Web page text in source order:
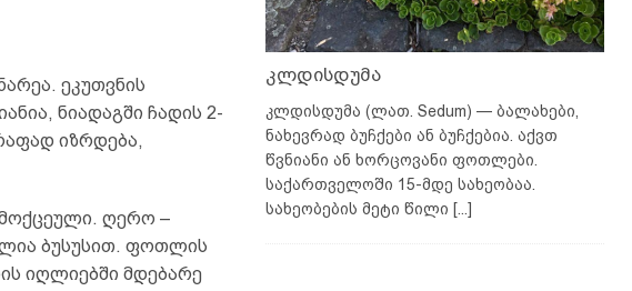
ეკუთვნის
ნიადაგში ჩადის 2-
იზრდება,
მოქცეული. ღერო –
ბუსუსით. ფოთლის
იღლიებში მდებარე
კლდისდუმა
კლდისდუმა (ლათ. Sedum) — ბალახები,
ნახევრად ბუჩქები ან ბუჩქებია. აქვთ
წვნიანი ან ხორცოვანი ფოთლები.
საქართველოში 15-მდე სახეობაა.
სახეობების მეტი წილი [...]